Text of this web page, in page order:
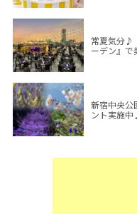
常夏気分♪
ーデン』で
新宿中央公
ント実施